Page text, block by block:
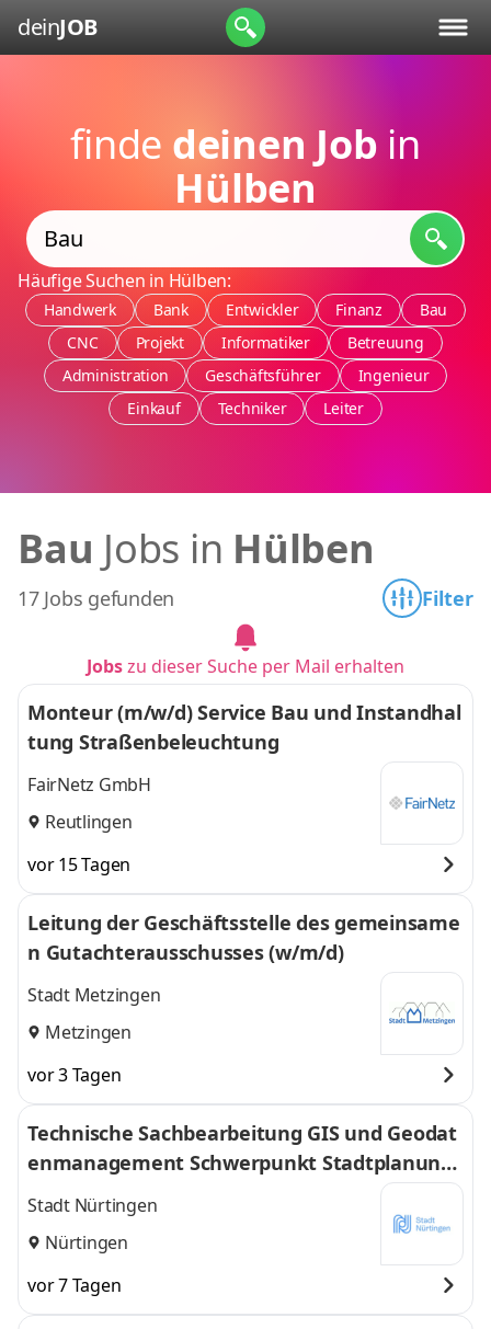
deinJOB
finde deinen Job in
Hülben
Häufige Suchen in Hülben:
Handwerk Bank Entwickler Finanz
Bau
CNC
Projekt Informatiker
Betreuung
Administration
Geschäftsführer
Ingenieur
Einkauf
Techniker Leiter
Bau Jobs in Hülben
17 Jobs gefunden Filter
Jobszu dieser Suche per Mail erhalten
Monteur (m/w/d) Service Bau und Instandhal
tung Straßenbeleuchtung
FairNetz GmbH
Reutlingen
vor 15 Tagen
Leitung der Geschäftsstelle des gemeinsame
n Gutachterausschusses (w/m/d)
Stadt Metzingen
Metzingen
vor 3 Tagen
Technische Sachbearbeitung GIS und Geodat
enmanagement Schwerpunkt Stadtplanung
für das Stadtplanungsamt (m/w/d)
Stadt Nürtingen
Nürtingen
vor 7 Tagen